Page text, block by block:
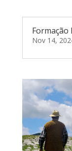
Formação
Nov 14,